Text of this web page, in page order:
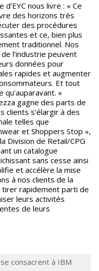
nous livre : « Ce
des horizons très
des procédures
et ce, bien plus
traditionnel. Nos
l’industrie peuvent
données pour
rapides et augmenter
Et tout
qu’auparavant. »
gagne des parts de
clients s’élargir à des
telles que
et Shoppers Stop »,
Division de Retail/CPG
un catalogue
sans cesse ainsi
et accélère la mise
à nos clients de la
rapidement parti de
leurs activités
de leurs
consacrent à IBM